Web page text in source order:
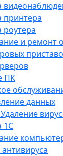
принтера
роутера
и ремонт
ПК
данных
1С